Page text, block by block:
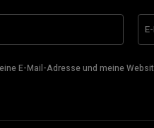
E-Mail-Adresse und meine